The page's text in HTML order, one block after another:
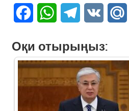
FacebookWhatsAppTelegram
VK
Оқи отырыңыз: